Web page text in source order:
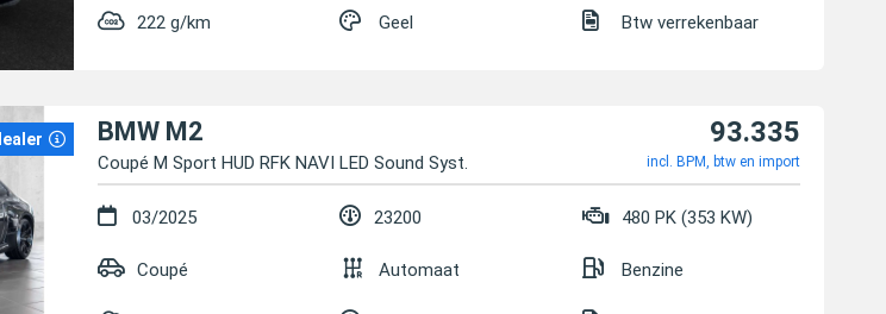
222 g/km Geel Btw verrekenbaar
BMW M2
Coupé M Sport HUD RFK NAVI LED Sound Syst.
93.335
incl. BPM, btw en import
03/2025 23200 480 PK (353 KW)
Coupé Automaat Benzine